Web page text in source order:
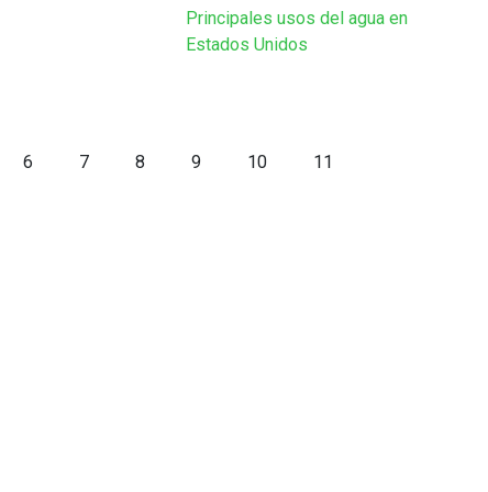
Principales usos del agua en
Estados Unidos
6 7 8 9 10 11